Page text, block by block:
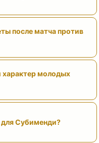
после матча против
характер молодых
для Субименди?